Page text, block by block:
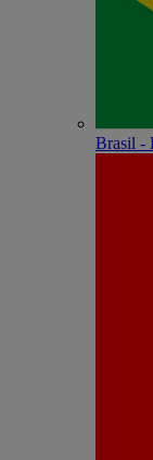
Brasil -